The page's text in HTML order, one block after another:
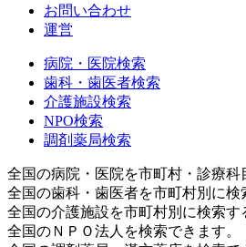
お問い合わせ
運営
病院・医院検索
歯科・歯医者検索
介護施設検索
NPO検索
調剤薬局検索
全国の病院・医院を市町村・診療科
全国の歯科・歯医者を市町村別に検
全国の介護施設を市町村別に検索す
全国のＮＰＯ法人を検索できます。